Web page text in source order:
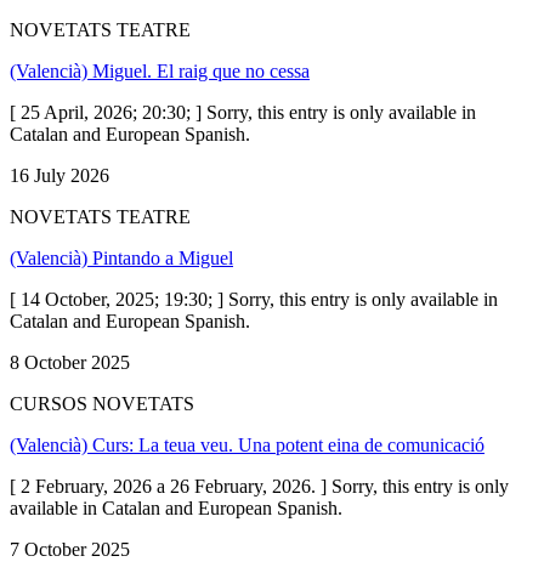
NOVETATS TEATRE
(Valencià) Miguel. El raig que no cessa
[ 25 April, 2026; 20:30; ] Sorry, this entry is only available in
Catalan and European Spanish.
16 July 2026
NOVETATS TEATRE
(Valencià) Pintando a Miguel
[ 14 October, 2025; 19:30; ] Sorry, this entry is only available in
Catalan and European Spanish.
8 October 2025
CURSOS NOVETATS
(Valencià) Curs: La teua veu. Una potent eina de comunicació
[ 2 February, 2026 a 26 February, 2026. ] Sorry, this entry is only
available in Catalan and European Spanish.
7 October 2025